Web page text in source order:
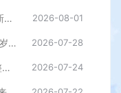
GGE2互通西游【神界天海西柚】最新整理Win系服务端+安卓苹果PC三端+内置GM工具+全套源码+详细搭建教程 2026-08-01
战神引擎传奇手游【独家修复三职业岁月无限刀-白猪3.0】最新整理Win系特色服务端+安卓苹果双端+GM授权后台+详细搭建教程 2026-07-28
三网H5小游戏【怪谈研究所】最新整理WIN系服务端+Linux手工服务端+详细搭建教程 2026-07-24